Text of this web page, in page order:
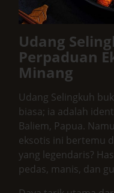
Udang
Perpaduan
Minang
Udang Selingkuh
biasa; ia adalah
Baliem, Papua.
eksotis ini bertemu
yang legendaris?
pedas, manis, dan